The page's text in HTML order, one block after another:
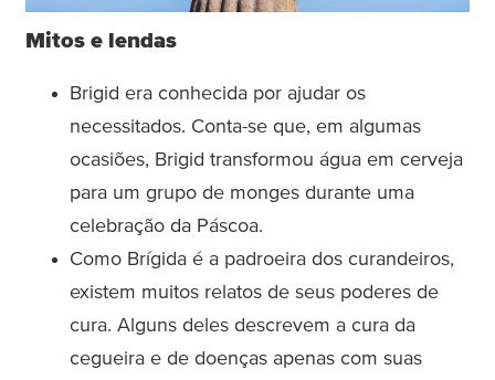
Mitos e lendas
Brigid era conhecida por ajudar os
necessitados. Conta-se que, em algumas
ocasiões, Brigid transformou água em cerveja
para um grupo de monges durante uma
celebração da Páscoa.
Como Brígida é a padroeira dos curandeiros,
existem muitos relatos de seus poderes de
cura. Alguns deles descrevem a cura da
cegueira e de doenças apenas com suas